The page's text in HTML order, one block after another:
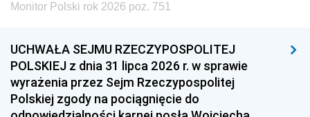
Monitor Polski rok 2026 poz. 751
UCHWAŁA SEJMU RZECZYPOSPOLITEJ
POLSKIEJ z dnia 31 lipca 2026 r. w sprawie
wyrażenia przez Sejm Rzeczypospolitej
Polskiej zgody na pociągnięcie do